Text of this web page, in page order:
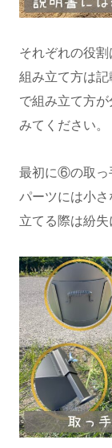
それぞれの役
組み立て方は
で組み立て方
みてください。
最初に⑥の取っ
パーツには小
立てる際は紛失